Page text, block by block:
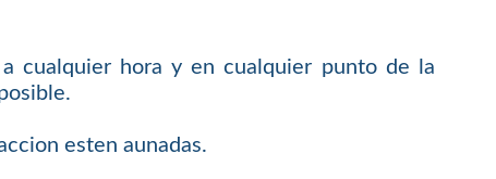
cualquier hora y en cualquier punto de la
esten aunadas.